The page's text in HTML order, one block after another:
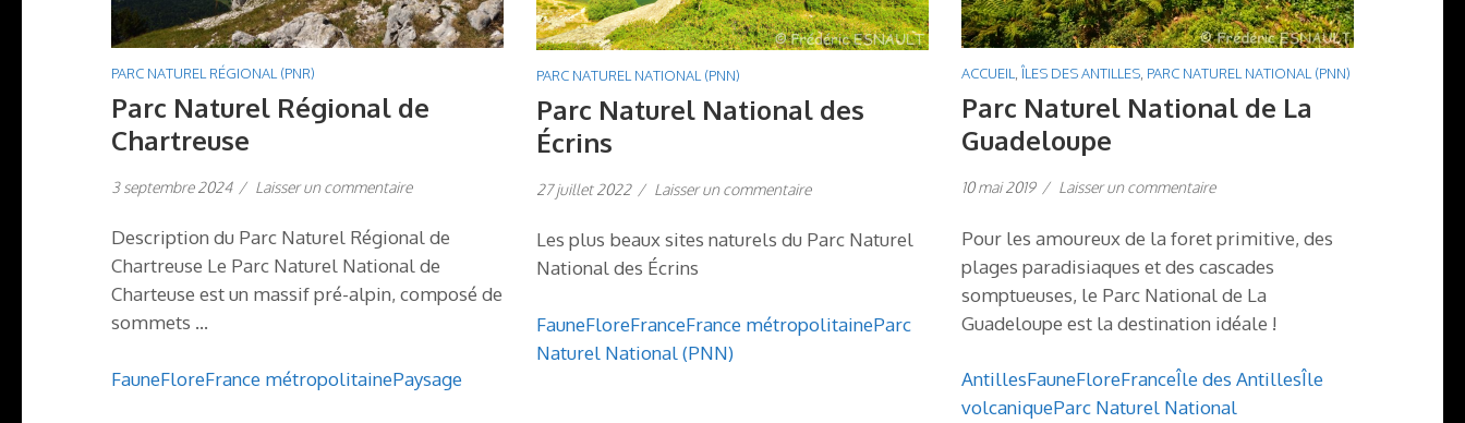
PARC NATUREL RÉGIONAL (PNR)
Parc Naturel Régional de
Chartreuse
3 septembre 2024 / Laisser un commentaire
Description du Parc Naturel Régional de
Chartreuse Le Parc Naturel National de
Charteuse est un massif pré-alpin, composé de
sommets …
FauneFloreFrance métropolitainePaysage
PARC NATUREL NATIONAL (PNN)
Parc Naturel National des
Écrins
27 juillet 2022 / Laisser un commentaire
Les plus beaux sites naturels du Parc Naturel
National des Écrins
FauneFloreFranceFrance métropolitaineParc
Naturel National (PNN)
ACCUEIL, ÎLES DES ANTILLES, PARC NATUREL NATIONAL (PNN)
Parc Naturel National de La
Guadeloupe
10 mai 2019 / Laisser un commentaire
Pour les amoureux de la foret primitive, des
plages paradisiaques et des cascades
somptueuses, le Parc National de La
Guadeloupe est la destination idéale !
AntillesFauneFloreFranceÎle des AntillesÎle
volcaniqueParc Naturel National